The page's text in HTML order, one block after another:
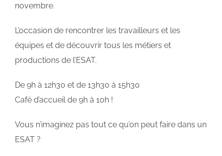
novembre.
L’occasion de rencontrer les travailleurs et les
équipes et de découvrir tous les métiers et
productions de l’ESAT.
De 9h à 12h30 et de 13h30 à 15h30
Café d’accueil de 9h à 10h !
Vous n’imaginez pas tout ce qu’on peut faire dans un
ESAT ?